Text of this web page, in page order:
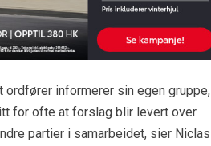
informerer sin egen gruppe,
for ofte at forslag blir levert over
partier i samarbeidet, sier Niclas